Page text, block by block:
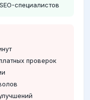
специалистов
проверок